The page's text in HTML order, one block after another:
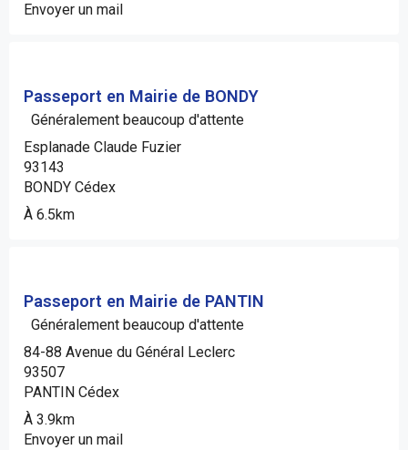
Envoyer un mail
Passeport en Mairie de BONDY
Généralement beaucoup d'attente
Esplanade Claude Fuzier
93143
BONDY Cédex
À 6.5km
Passeport en Mairie de PANTIN
Généralement beaucoup d'attente
84-88 Avenue du Général Leclerc
93507
PANTIN Cédex
À 3.9km
Envoyer un mail